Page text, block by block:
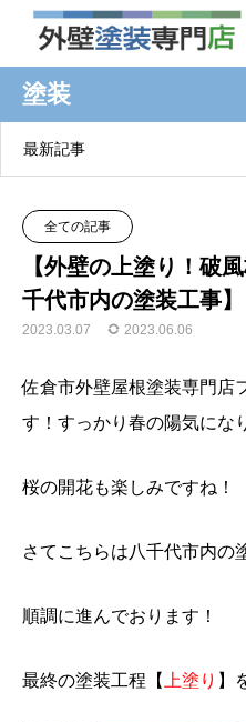
塗装
最新記事
全ての記事
【外壁の上塗り！破
千代市内の塗装工事】
2023.03.07 2023.06.06
佐倉市外壁屋根塗装専門店
す！すっかり春の陽気にな
桜の開花も楽しみですね！
さてこちらは八千代市内の
順調に進んでおります！
最終の塗装工程【 上塗り 】